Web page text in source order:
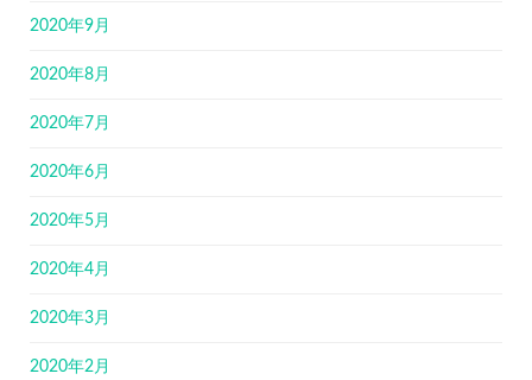
2020年9月
2020年8月
2020年7月
2020年6月
2020年5月
2020年4月
2020年3月
2020年2月